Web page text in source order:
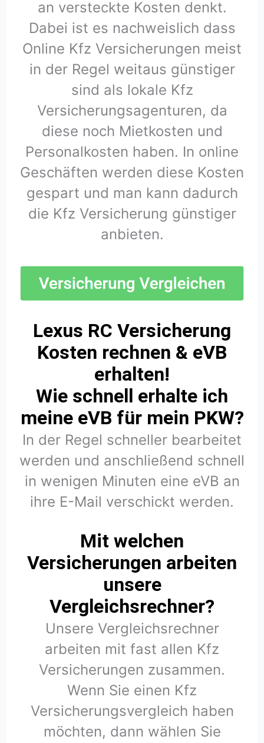
an versteckte Kosten denkt.
Dabei ist es nachweislich dass
Online Kfz Versicherungen meist
in der Regel weitaus günstiger
sind als lokale Kfz
Versicherungsagenturen, da
diese noch Mietkosten und
Personalkosten haben. In online
Geschäften werden diese Kosten
gespart und man kann dadurch
die Kfz Versicherung günstiger
anbieten.
Lexus RC Versicherung
Kosten rechnen & eVB
erhalten!
Wie schnell erhalte ich
meine eVB für mein PKW?
In der Regel schneller bearbeitet
werden und anschließend schnell
in wenigen Minuten eine eVB an
ihre E-Mail verschickt werden.
Mit welchen
Versicherungen arbeiten
unsere
Vergleichsrechner?
Unsere Vergleichsrechner
arbeiten mit fast allen Kfz
Versicherungen zusammen.
Wenn Sie einen Kfz
Versicherungsvergleich haben
möchten, dann wählen Sie